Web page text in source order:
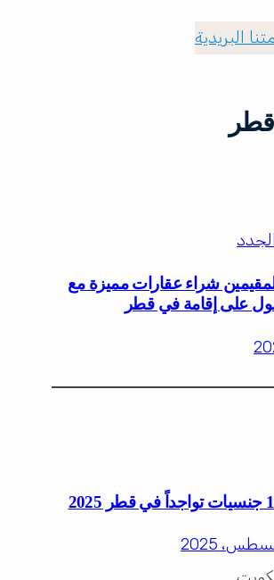
البريدية
للمقيمين شراء عقارات مميزة مع
على إقامة في قطر